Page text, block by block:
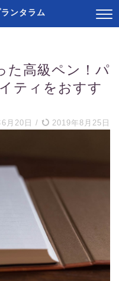
ンタラム
た高級ペン！パ
ティをおすす
月20日 / 2019年8月25日